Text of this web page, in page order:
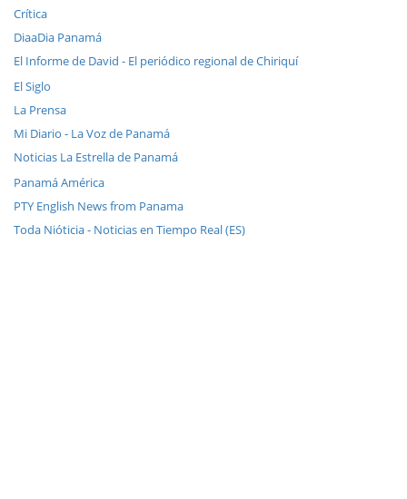
Crítica
DiaaDia Panamá
El Informe de David - El periódico regional de Chiriquí
El Siglo
La Prensa
Mi Diario - La Voz de Panamá
Noticias La Estrella de Panamá
Panamá América
PTY English News from Panama
Toda Nióticia - Noticias en Tiempo Real (ES)